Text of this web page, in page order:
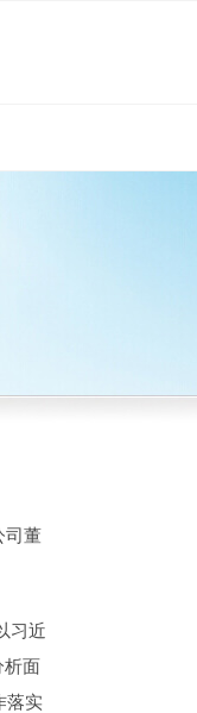
司董
习近
析面
落实